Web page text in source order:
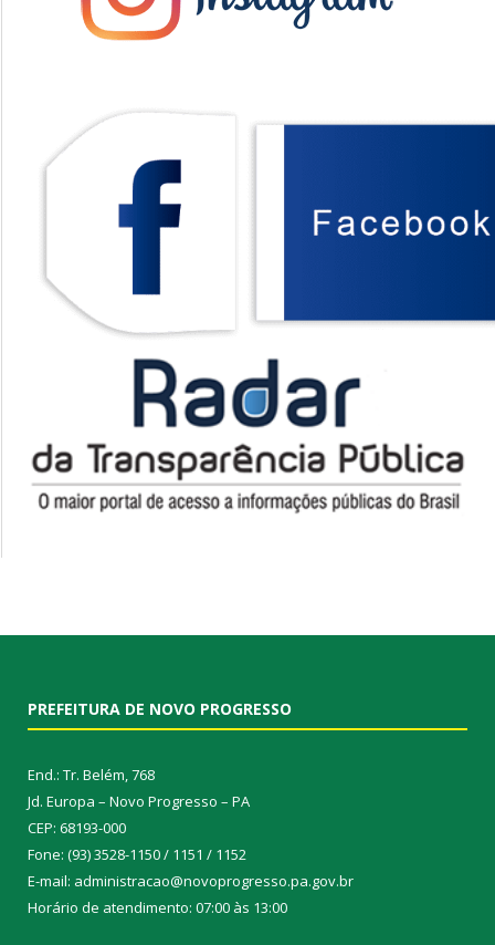
PREFEITURA DE NOVO PROGRESSO
End.: Tr. Belém, 768
Jd. Europa – Novo Progresso – PA
CEP: 68193-000
Fone: (93) 3528-1150 / 1151 / 1152
E-mail: administracao@novoprogresso.pa.gov.br
Horário de atendimento: 07:00 às 13:00